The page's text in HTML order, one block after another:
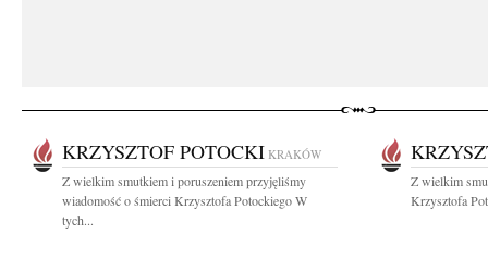
KRZYSZTOF POTOCKI KRAKÓW
Z wielkim smutkiem i poruszeniem przyjęliśmy
wiadomość o śmierci Krzysztofa Potockiego W
tych...
Z wielkim
Krzysztofa